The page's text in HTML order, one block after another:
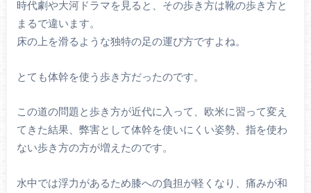
時代劇や大河ドラマを見ると、その歩き方は靴の歩き方と
まるで違います。
床の上を滑るような独特の足の運び方ですよね。
とても体幹を使う歩き方だったのです。
この道の問題と歩き方が近代に入って、欧米に習って変え
てきた結果、弊害として体幹を使いにくい姿勢、指を使わ
ない歩き方の方が増えたのです。
水中では浮力があるため膝への負担が軽くなり、痛みが和